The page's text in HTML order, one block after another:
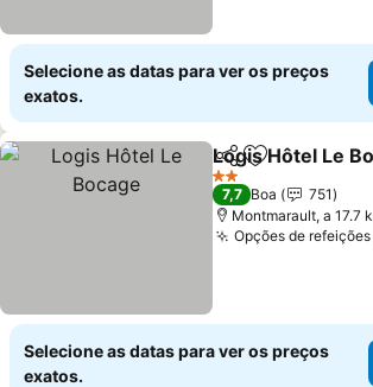
Selecione as datas para ver os preços
exatos.
PartilharAdicionar
Logis Hôtel Le
2 Estrelas
7,7 Boa
751
Montmarault, a 17.7
Opções de
Selecione as datas para ver os preços
exatos.